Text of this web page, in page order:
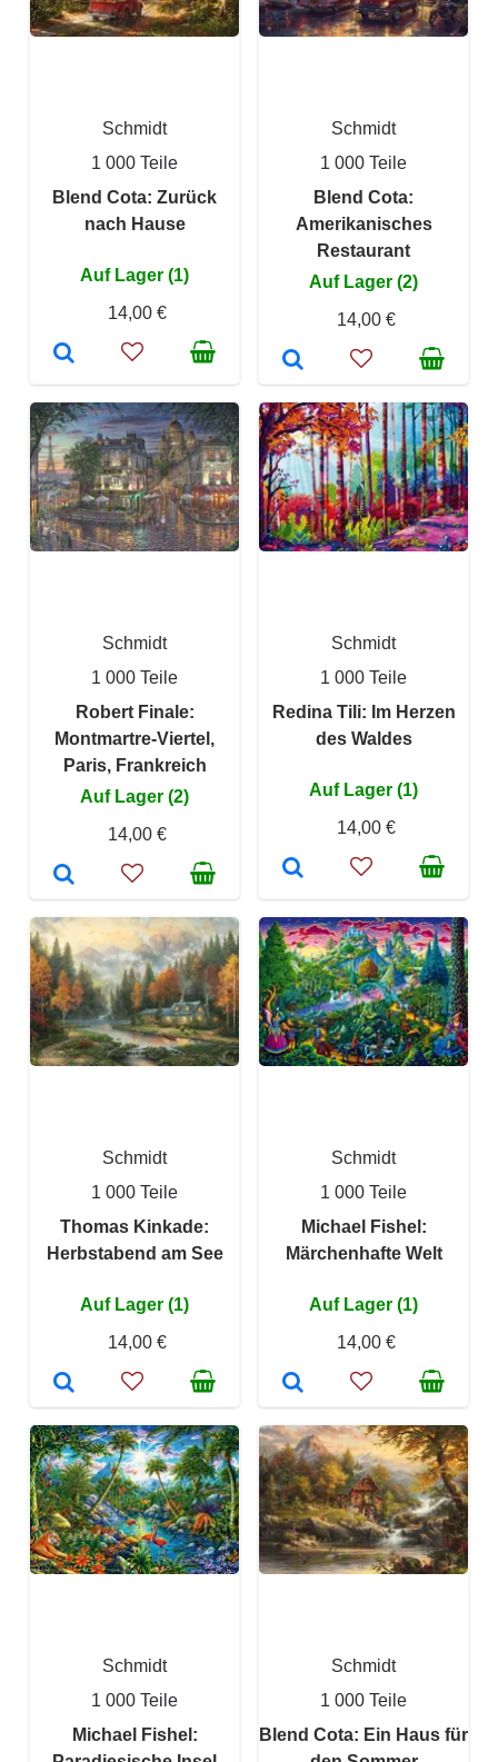
Schmidt
1 000 Teile
Blend Cota: Zurück
nach Hause
Auf Lager (1)
14,00 €
Schmidt
1 000 Teile
Blend Cota:
Amerikanisches
Restaurant
Auf Lager (2)
14,00 €
Schmidt
1 000 Teile
Robert Finale:
Montmartre-Viertel,
Paris, Frankreich
Auf Lager (2)
14,00 €
Schmidt
1 000 Teile
Redina Tili: Im Herzen
des Waldes
Auf Lager (1)
14,00 €
Schmidt
1 000 Teile
Thomas Kinkade:
Herbstabend am See
Auf Lager (1)
14,00 €
Schmidt
1 000 Teile
Michael Fishel:
Märchenhafte Welt
Auf Lager (1)
14,00 €
Schmidt
1 000 Teile
Michael Fishel:
Schmidt
1 000 Teile
Blend Cota: Ein Haus für